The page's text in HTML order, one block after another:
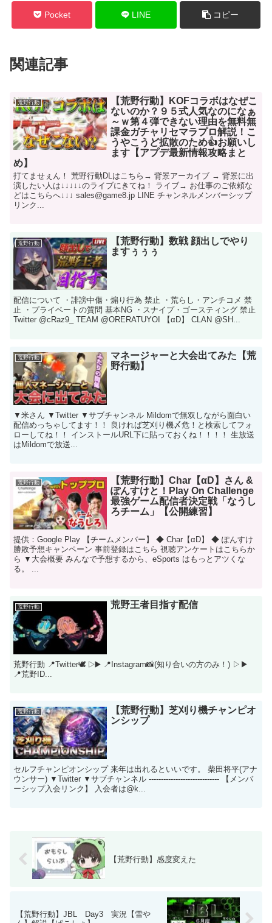
Pocket LINE コピー
関連記事
荒野行動
【荒野行動】KOFコラボはなぜこ
ないのか？９５式人気なのになぁ
～ｗ第４弾できない理由を無料無
課金ガチャリセマラプロ解説！こ
うやこうど拡散のため👍お願いし
ます【アプデ最新情報攻略まと
め】
打てませぇん！ 荒野行動DLはこちら→ 背景アーカイブ → 背景に出
演したい人は↓↓↓↓↓のライブにきてね！ ライブ→ お仕事のご依頼な
どはこちらへ↓↓↓ sales@game8.jp LINE チャンネルメンバーシップ
リンク...
荒野行動
【荒野行動】数戦 顔出しでやり
ますぅぅぅ
配信について ・誹謗中傷・煽り行為 禁止 ・荒らし・アンチコメ 禁
止 ・プライベートの質問 基本NG ・スナイプ・ゴースティング 禁止
Twitter @cRaz9_ TEAM @ORERATUYOI 【αD】 CLAN @SH...
荒野行動
マネージャーと大会出てみた【荒
野行動】
▼米さん ▼Twitter ▼サブチャンネル Mildomで無双しながら面白い
配信めっちゃしてます！！ 良ければ芝刈り機〆危！と検索してフォ
ローしてね！！ インストールURL下に貼っておくね！！！！ 生放送
はMildomで放送...
荒野行動
【荒野行動】Char【αD】さん &
ぽんすけと！Play On Challenge
最強ゲーム配信者決定戦「なうし
ろチーム」【公開練習】
提供：Google Play 【チームメンバー】 ◆ Char【αD】 ◆ ぽんすけ
勝敗予想キャンペーン 事前登録はこちら 視聴アンケートはこちらか
ら ▼大会概要 みんなで予想するから、eSports はもっとアツくな
る。 ...
荒野行動 荒野王者目指す配信
荒野行動 📍Twitter🕊 ▷▶︎ 📍Instagram📸(知り合いの方のみ！) ▷▶︎
📍荒野ID...
荒野行動
【荒野行動】芝刈り機チャンピオ
ンシップ
セルフチャンピオンシップ 来年は出れるといいです。 柴田将平(アナ
ウンサー) ▼Twitter ▼サブチャンネル ----------------------------- 【メンバ
ーシップ入会リンク】 入会者は@k...
【荒野行動】感度変えた
【荒野行動】JBL Day3 実況【雪や